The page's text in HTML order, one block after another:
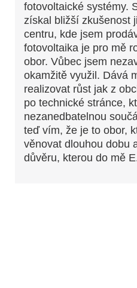
fotovoltaické systémy.
získal bližší zkušenost
centru, kde jsem
fotovoltaika je pro mě
obor. Vůbec jsem
okamžitě využil. Dává
realizovat růst jak z
po technické stránce,
nezanedbatelnou
teď vím, že je to obor,
věnovat dlouhou dobu
důvěru, kterou do mě